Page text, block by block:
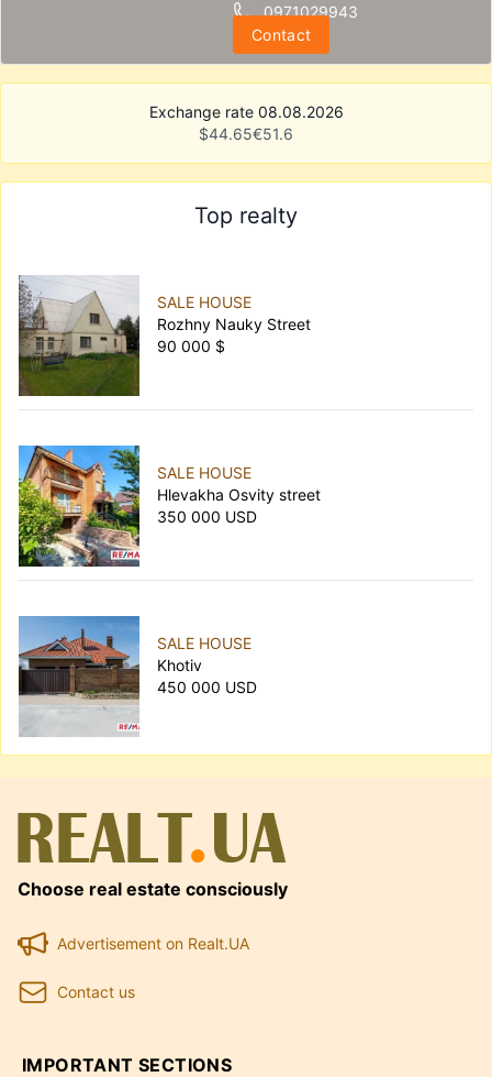
0971029943
Contact
Exchange rate 08.08.2026
$44.65€51.6
Top realty
SALE HOUSE
Rozhny Nauky Street
90 000 $
SALE HOUSE
Hlevakha Osvity street
350 000 USD
SALE HOUSE
Khotiv
450 000 USD
Choose real estate consciously
Advertisement on Realt.UA
Contact us
IMPORTANT SECTIONS